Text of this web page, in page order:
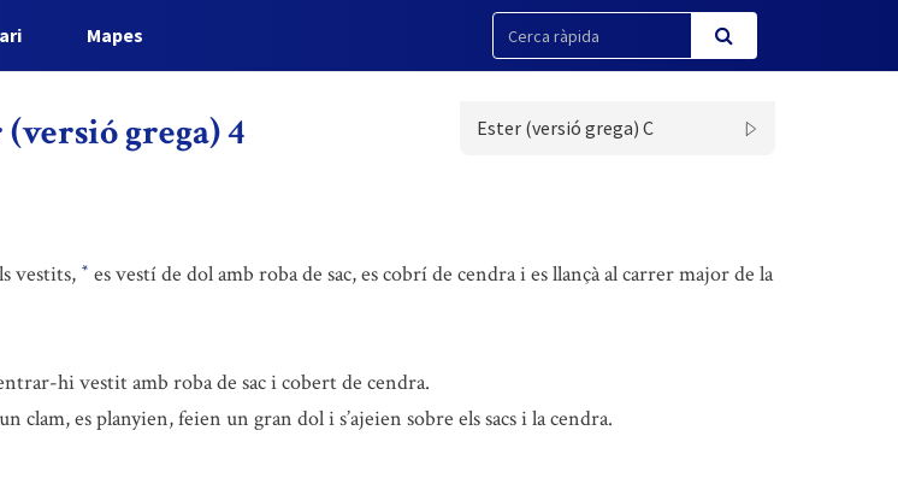
Mapes
grega) 4 Ester (versió grega) C
vestits, * es vestí de dol amb roba de sac, es cobrí de cendra i es llançà al carrer major de la
hi vestit amb roba de sac i cobert de cendra.
clam, es planyien, feien un gran dol i s’ajeien sobre els sacs i la cendra.